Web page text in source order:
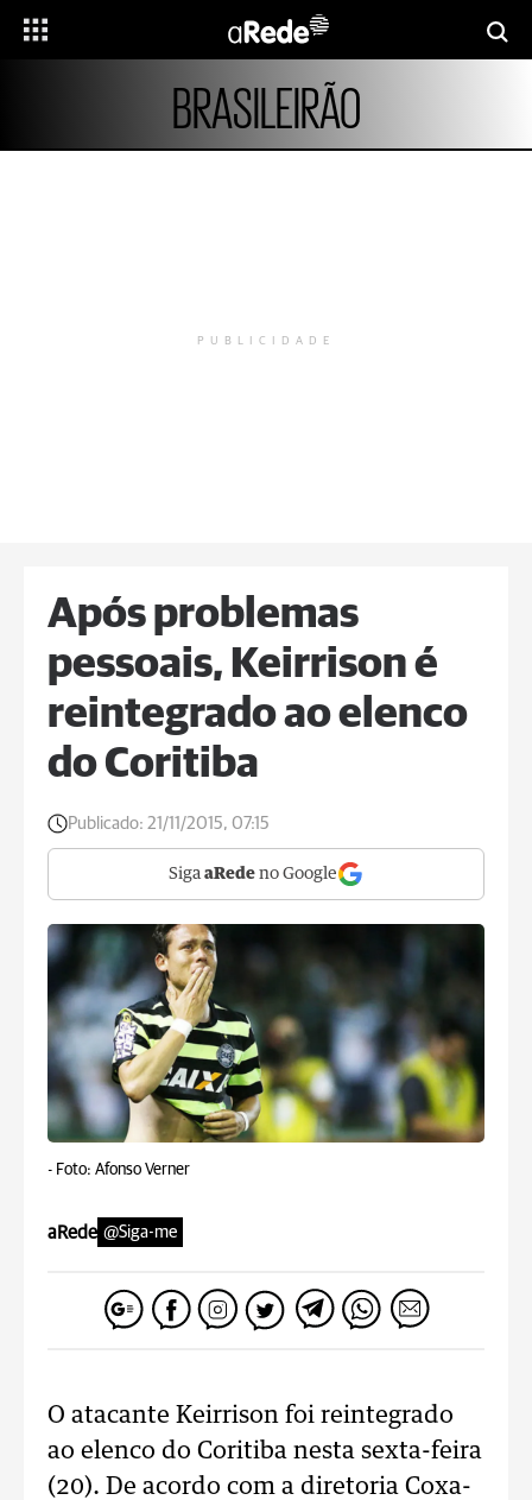
BRASILEIRÃO
PUBLICIDADE
Após problemas
pessoais, Keirrison é
reintegrado ao elenco
do Coritiba
Publicado: 21/11/2015, 07:15
Siga aRede no Google
- Foto: Afonso Verner
aRede @Siga-me
O atacante Keirrison foi reintegrado
ao elenco do Coritiba nesta sexta-feira
(20). De acordo com a diretoria Coxa-